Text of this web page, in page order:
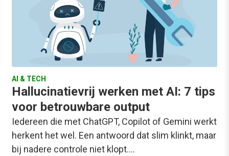
AI & TECH
Hallucinatievrij werken met AI: 7 tips
voor betrouwbare output
Iedereen die met ChatGPT, Copilot of Gemini werkt
herkent het wel. Een antwoord dat slim klinkt, maar
bij nadere controle niet klopt.…